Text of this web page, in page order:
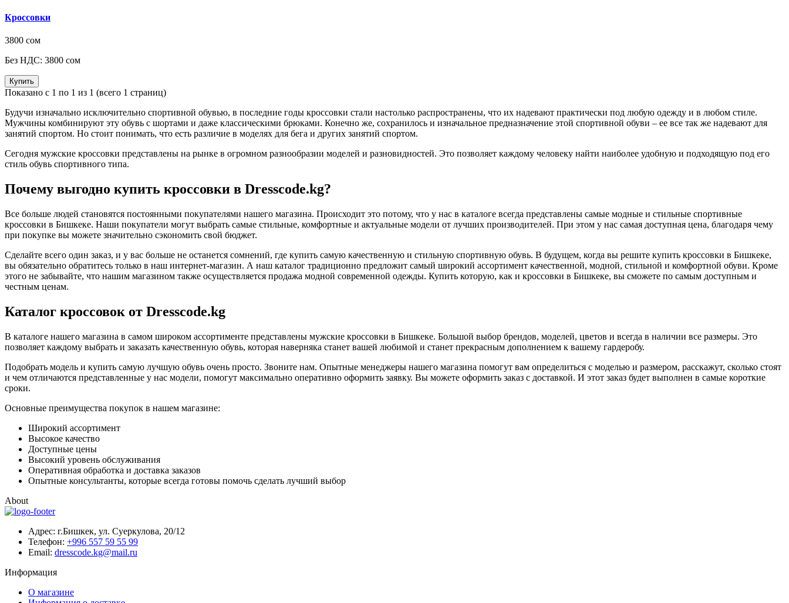
Кроссовки
3800 сом
Без НДС: 3800 сом
Купить
Показано с 1 по 1 из 1 (всего 1 страниц)
Будучи изначально исключительно спортивной обувью, в последние годы кроссовки стали настолько распространены, что их надевают практически под любую одежду и в любом стиле.
Мужчины комбинируют эту обувь с шортами и даже классическими брюками. Конечно же, сохранилось и изначальное предназначение этой спортивной обуви – ее все так же надевают для
занятий спортом. Но стоит понимать, что есть различие в моделях для бега и других занятий спортом.
Сегодня мужские кроссовки представлены на рынке в огромном разнообразии моделей и разновидностей. Это позволяет каждому человеку найти наиболее удобную и подходящую под его
стиль обувь спортивного типа.
Почему выгодно купить кроссовки в Dresscode.kg?
Все больше людей становятся постоянными покупателями нашего магазина. Происходит это потому, что у нас в каталоге всегда представлены самые модные и стильные спортивные
кроссовки в Бишкеке. Наши покупатели могут выбрать самые стильные, комфортные и актуальные модели от лучших производителей. При этом у нас самая доступная цена, благодаря чему
при покупке вы можете значительно сэкономить свой бюджет.
Сделайте всего один заказ, и у вас больше не останется сомнений, где купить самую качественную и стильную спортивную обувь. В будущем, когда вы решите купить кроссовки в Бишкеке,
вы обязательно обратитесь только в наш интернет-магазин. А наш каталог традиционно предложит самый широкий ассортимент качественной, модной, стильной и комфортной обуви. Кроме
этого не забывайте, что нашим магазином также осуществляется продажа модной современной одежды. Купить которую, как и кроссовки в Бишкеке, вы сможете по самым доступным и
честным ценам.
Каталог кроссовок от Dresscode.kg
В каталоге нашего магазина в самом широком ассортименте представлены мужские кроссовки в Бишкеке. Большой выбор брендов, моделей, цветов и всегда в наличии все размеры. Это
позволяет каждому выбрать и заказать качественную обувь, которая наверняка станет вашей любимой и станет прекрасным дополнением к вашему гардеробу.
Подобрать модель и купить самую лучшую обувь очень просто. Звоните нам. Опытные менеджеры нашего магазина помогут вам определиться с моделью и размером, расскажут, сколько стоят
и чем отличаются представленные у нас модели, помогут максимально оперативно оформить заявку. Вы можете оформить заказ с доставкой. И этот заказ будет выполнен в самые короткие
сроки.
Основные преимущества покупок в нашем магазине:
Широкий ассортимент
Высокое качество
Доступные цены
Высокий уровень обслуживания
Оперативная обработка и доставка заказов
Опытные консультанты, которые всегда готовы помочь сделать лучший выбор
About
Адрес: г.Бишкек, ул. Суеркулова, 20/12
Телефон: +996 557 59 55 99
Email: dresscode.kg@mail.ru
Информация
О магазине